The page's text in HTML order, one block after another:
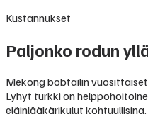
Kustannukset
Paljonko rodun
Mekong bobtailin
Lyhyt turkki on
eläinlääkärikulut kohtuullisina.